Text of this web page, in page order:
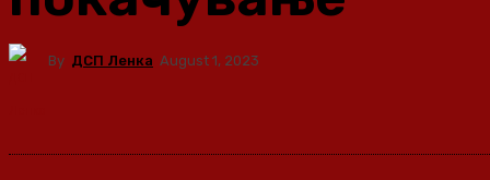
By ДСП Ленка August 1, 2023